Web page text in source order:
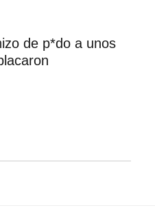
de p*do a unos